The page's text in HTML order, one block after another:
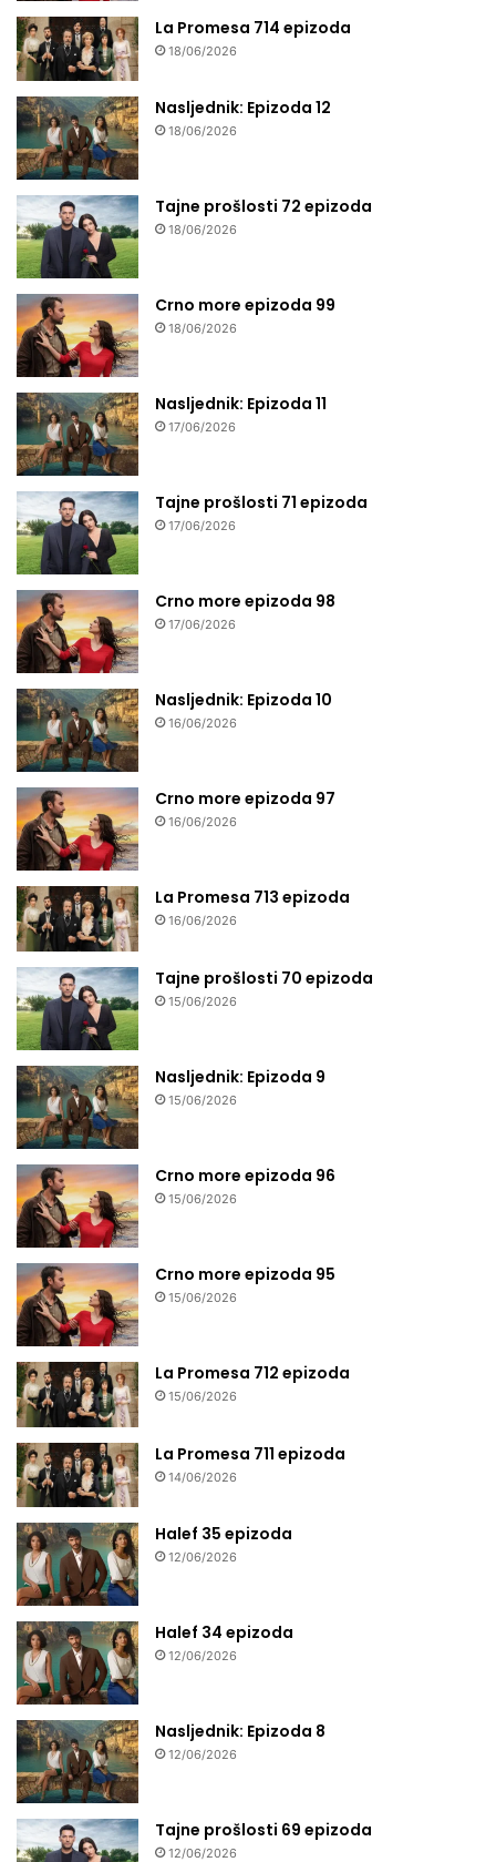
La Promesa 714 epizoda
18/06/2026
Nasljednik: Epizoda 12
18/06/2026
Tajne prošlosti 72 epizoda
18/06/2026
Crno more epizoda 99
18/06/2026
Nasljednik: Epizoda 11
17/06/2026
Tajne prošlosti 71 epizoda
17/06/2026
Crno more epizoda 98
17/06/2026
Nasljednik: Epizoda 10
16/06/2026
Crno more epizoda 97
16/06/2026
La Promesa 713 epizoda
16/06/2026
Tajne prošlosti 70 epizoda
15/06/2026
Nasljednik: Epizoda 9
15/06/2026
Crno more epizoda 96
15/06/2026
Crno more epizoda 95
15/06/2026
La Promesa 712 epizoda
15/06/2026
La Promesa 711 epizoda
14/06/2026
Halef 35 epizoda
12/06/2026
Halef 34 epizoda
12/06/2026
Nasljednik: Epizoda 8
12/06/2026
Tajne prošlosti 69 epizoda
12/06/2026